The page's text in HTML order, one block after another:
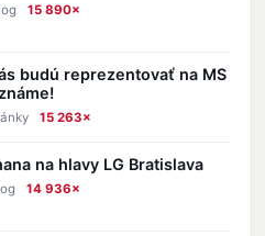
15 890×
budú reprezentovať na MS
15 263×
na hlavy LG Bratislava
14 936×